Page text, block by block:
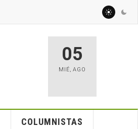
05
MIÉ, AGO
COLUMNISTAS